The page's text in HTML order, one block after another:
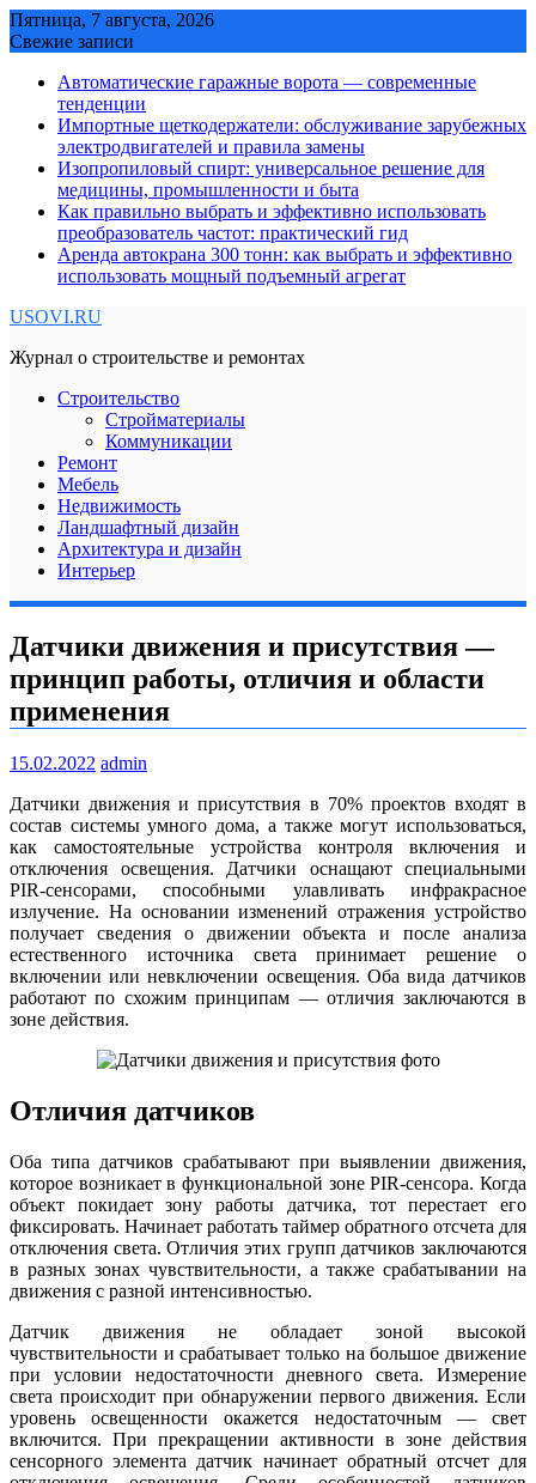
Skip
to
Пятница, 7 августа, 2026
Свежие записи
Автоматические гаражные ворота — современные
тенденции
Импортные щеткодержатели: обслуживание зарубежных
электродвигателей и правила замены
Изопропиловый спирт: универсальное решение для
медицины, промышленности и быта
Как правильно выбрать и эффективно использовать
преобразователь частот: практический гид
Аренда автокрана 300 тонн: как выбрать и эффективно
использовать мощный подъемный агрегат
USOVI.RU
Журнал о строительстве и ремонтах
Строительство
Стройматериалы
Коммуникации
Ремонт
Мебель
Недвижимость
Ландшафтный дизайн
Архитектура и дизайн
Интерьер
Датчики движения и присутствия —
принцип работы, отличия и области
применения
15.02.2022 admin
Датчики движения и присутствия в 70% проектов входят в
состав системы умного дома, а также могут использоваться,
как самостоятельные устройства контроля включения и
отключения освещения. Датчики оснащают специальными
PIR-сенсорами, способными улавливать инфракрасное
излучение. На основании изменений отражения устройство
получает сведения о движении объекта и после анализа
естественного источника света принимает решение о
включении или невключении освещения. Оба вида датчиков
работают по схожим принципам — отличия заключаются в
зоне действия.
Отличия датчиков
Оба типа датчиков срабатывают при выявлении движения,
которое возникает в функциональной зоне PIR-сенсора. Когда
объект покидает зону работы датчика, тот перестает его
фиксировать. Начинает работать таймер обратного отсчета для
отключения света. Отличия этих групп датчиков заключаются
в разных зонах чувствительности, а также срабатывании на
движения с разной интенсивностью.
Датчик движения не обладает зоной высокой
чувствительности и срабатывает только на большое движение
при условии недостаточности дневного света. Измерение
света происходит при обнаружении первого движения. Если
уровень освещенности окажется недостаточным — свет
включится. При прекращении активности в зоне действия
сенсорного элемента датчик начинает обратный отсчет для